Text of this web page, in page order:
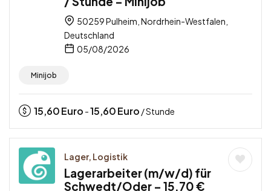
50259 Pulheim, Nordrhein-Westfalen,
Deutschland
05/08/2026
Minijob
15,60Euro -15,60Euro / Stunde
Lager, Logistik
Lagerarbeiter (m/w/d) für
Schwedt/Oder – 15,70 €